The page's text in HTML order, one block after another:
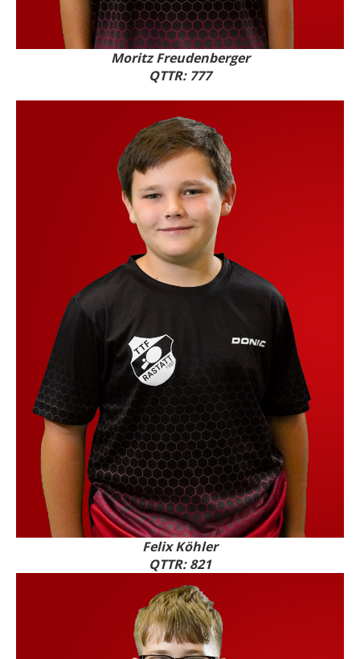
Moritz Freudenberger
QTTR: 777
Felix Köhler
QTTR: 821